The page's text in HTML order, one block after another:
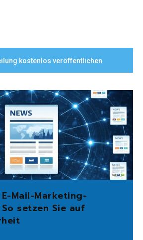
kostenlos veröffentlichen
Mail-Marketing-
setzen Sie auf